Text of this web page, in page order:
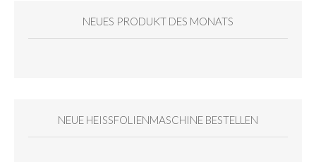
NEUES PRODUKT DES MONATS
NEUE HEISSFOLIENMASCHINE BESTELLEN